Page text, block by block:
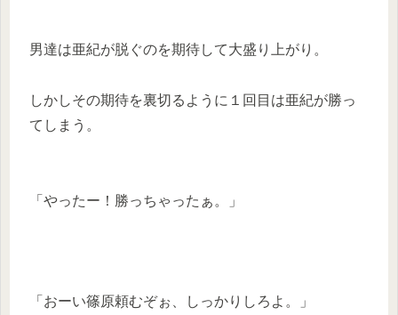
男達は亜紀が脱ぐのを期待して大盛り上がり。
しかしその期待を裏切るように１回目は亜紀が勝っ
てしまう。
「やったー！勝っちゃったぁ。」
「おーい篠原頼むぞぉ、しっかりしろよ。」